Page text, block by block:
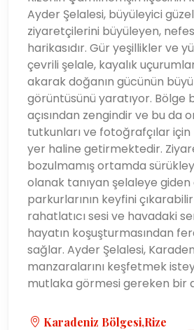
Ayder Şelalesi, büyüleyici
ziyaretçilerini büyüleyen,
harikasıdır. Gür yeşillikler ve
çevrili şelale, kayalık
akarak doğanın gücünün
görüntüsünü yaratıyor. Bölge
açısından zengindir ve bu da
tutkunları ve fotoğrafçılar
yer haline getirmektedir.
bozulmamış ortamda
olanak tanıyan şelaleye
parkurlarının keyfini
rahatlatıcı sesi ve havadaki
hayatın koşuşturmasından
sağlar. Ayder Şelalesi,
manzaralarını keşfetmek
mutlaka görmesi gereken bir
Karadeniz Bölgesi,Rize